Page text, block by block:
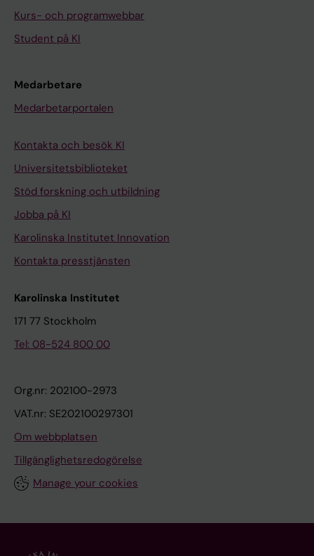
Kurs- och programwebbar
Student på KI
Medarbetare
Medarbetarportalen
Kontakta och besök KI
Universitetsbiblioteket
Stöd forskning och utbildning
Jobba på KI
Karolinska Institutet Innovation
Kontakta presstjänsten
Karolinska Institutet
171 77 Stockholm
Tel: 08-524 800 00
Org.nr: 202100-2973
VAT.nr: SE202100297301
Om webbplatsen
Tillgänglighetsredogörelse
Manage your cookies